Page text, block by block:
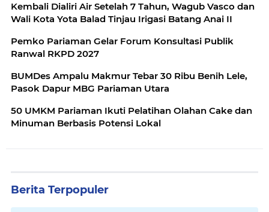
Kembali Dialiri Air Setelah 7 Tahun, Wagub Vasco dan
Wali Kota Yota Balad Tinjau Irigasi Batang Anai II
Pemko Pariaman Gelar Forum Konsultasi Publik
Ranwal RKPD 2027
BUMDes Ampalu Makmur Tebar 30 Ribu Benih Lele,
Pasok Dapur MBG Pariaman Utara
50 UMKM Pariaman Ikuti Pelatihan Olahan Cake dan
Minuman Berbasis Potensi Lokal
Berita Terpopuler